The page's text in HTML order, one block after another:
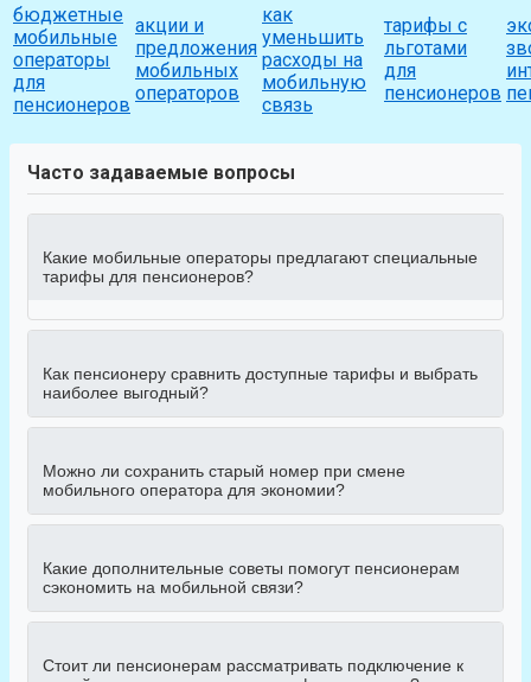
бюджетные
мобильные
операторы
для
пенсионеров
акции и
предложения
мобильных
операторов
как
уменьшить
расходы на
мобильную
связь
тарифы с
льготами
для
пенсионеров
Часто задаваемые вопросы
Какие мобильные операторы предлагают специальные
тарифы для пенсионеров?
Как пенсионеру сравнить доступные тарифы и выбрать
наиболее выгодный?
Можно ли сохранить старый номер при смене
мобильного оператора для экономии?
Какие дополнительные советы помогут пенсионерам
сэкономить на мобильной связи?
Стоит ли пенсионерам рассматривать подключение к